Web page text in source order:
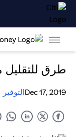
طرق للتقليل
Dec 17, 2019التوفير